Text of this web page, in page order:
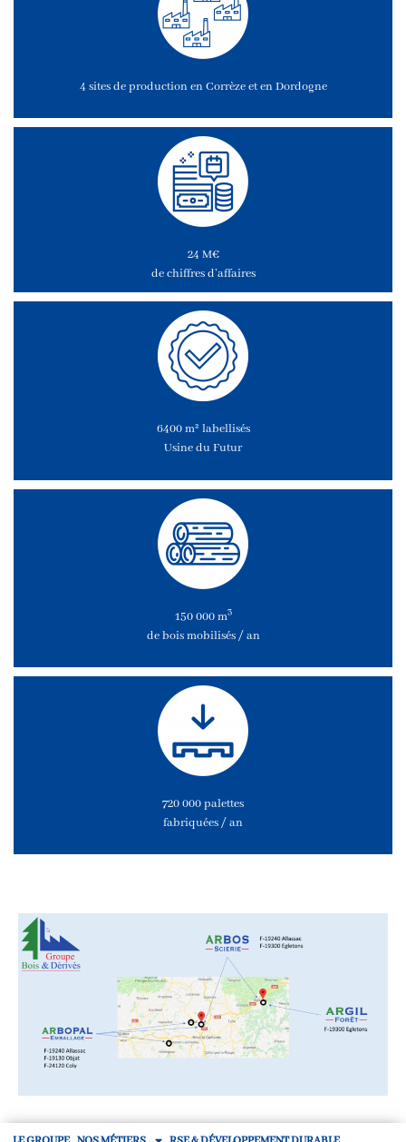
4 sites de production en Corrèze et en Dordogne
24 M€
de chiffres d’affaires
6400 m² labellisés
Usine du Futur
150 000 m3
de bois mobilisés / an
720 000 palettes
fabriquées / an